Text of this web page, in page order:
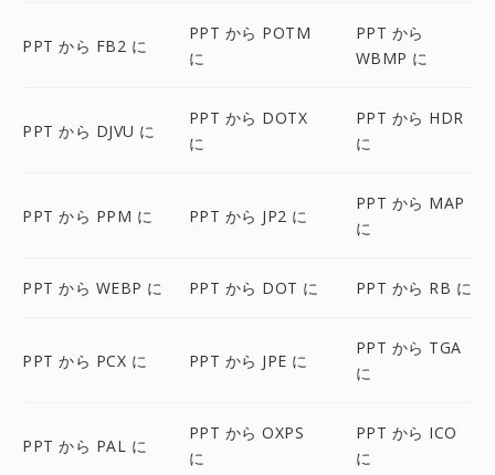
PPT から FB2 に
PPT から POTM
に
PPT から
WBMP に
PPT から DJVU に
PPT から DOTX
に
PPT から HDR
に
PPT から PPM に PPT から JP2 に
PPT から MAP
に
PPT から WEBP に PPT から DOT に PPT から RB に
PPT から PCX に PPT から JPE に
PPT から TGA
に
PPT から PAL に
PPT から OXPS
に
PPT から ICO
に